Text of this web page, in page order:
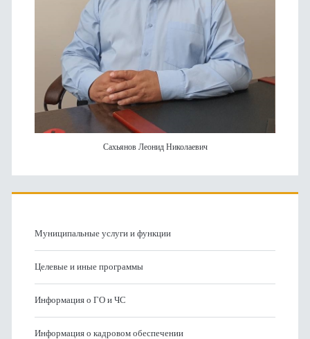
Сахьянов Леонид Николаевич
Муниципальные услуги и функции
Целевые и иные программы
Информация о ГО и ЧС
Информация о кадровом обеспечении